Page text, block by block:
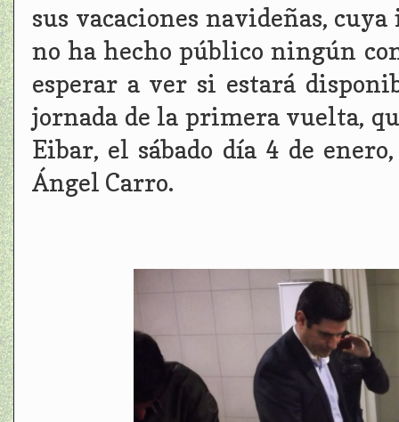
sus vacaciones navideñas,
no ha hecho público ningún
esperar a ver si estará
jornada de la primera vuelta,
Eibar, el sábado día 4 de
Ángel Carro.